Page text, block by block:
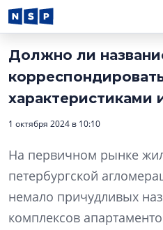
Должно ли
характеристиками
1 октября 2024 в 10:10
На первичном рынке
петербургской
немало причудливых
комплексов